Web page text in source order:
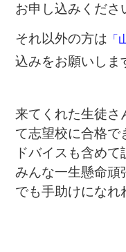
お申し込みくださ
それ以外の方は 「
込みをお願いしま
来てくれた生徒さ
て志望校に合格で
ドバイスも含めて
みんな一生懸命頑
でも手助けになれ